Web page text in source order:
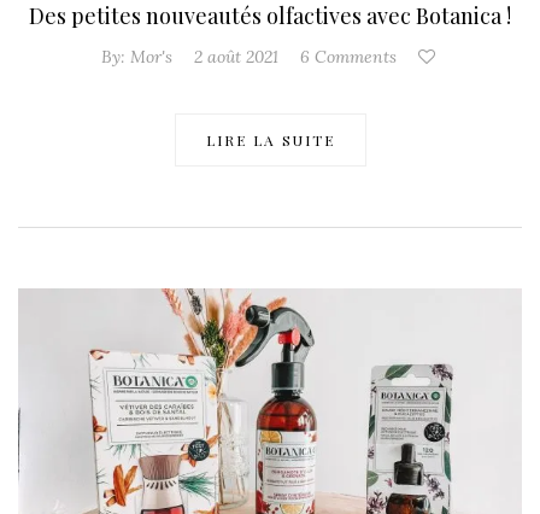
Des petites nouveautés olfactives avec Botanica !
By: Mor's 2 août 2021 6 Comments
LIRE LA SUITE